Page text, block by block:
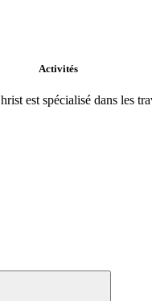
Activités
est spécialisé dans les